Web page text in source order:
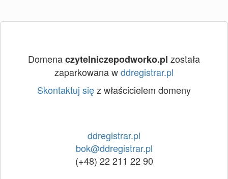
Domenaczytelniczepodworko.pl została
zaparkowana wddregistrar.pl
Skontaktuj sięz właścicielem domeny
ddregistrar.pl
bok@ddregistrar.pl
(+48) 22 211 22 90